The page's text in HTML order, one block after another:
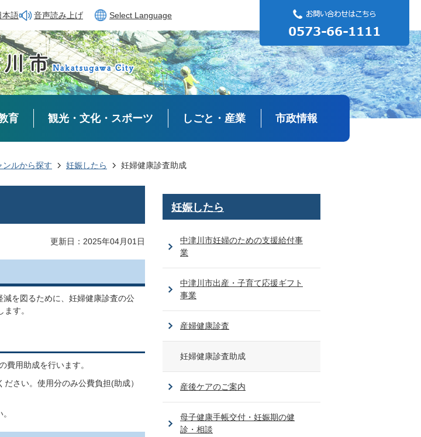
本語 音声読み上げ Select Language
育 観光・文化・スポーツ しごと・産業 市政情報
ンルから探す 妊娠したら 妊婦健康診査助成
更新日：2025年04月01日
を図るために、妊婦健康診査の公
す。
費用助成を行います。
さい。使用分のみ公費負担(助成）
妊娠したら
中津川市妊婦のための支援給付事
業
中津川市出産・子育て応援ギフト
事業
産婦健康診査
妊婦健康診査助成
産後ケアのご案内
母子健康手帳交付・妊娠期の健
診・相談